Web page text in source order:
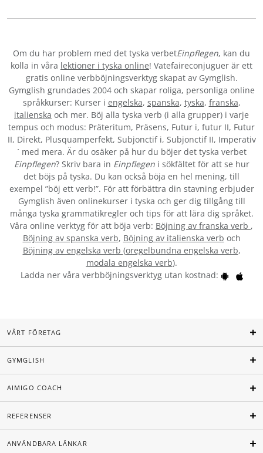
Om du har problem med det tyska verbetEinpflegen, kan du
kolla in våra lektioner i tyska online! Vatefaireconjuguer är ett
gratis online verbböjningsverktyg skapat av Gymglish.
Gymglish grundades 2004 och skapar roliga, personliga online
språkkurser: Kurser i engelska, spanska, tyska, franska,
italienska och mer. Böj alla tyska verb (i alla grupper) i varje
tempus och modus: Präteritum, Präsens, Futur i, futur II, Futur
II, Direkt, Plusquamperfekt, Subjonctif i, Subjonctif II, Imperativ
´ med mera. Är du osäker på hur du böjer det tyska verbet
Einpflegen? Skriv bara in Einpflegeni sökfältet för att se hur
det böjs på tyska. Du kan också böja en hel mening, till
exempel ”böj ett verb!”. För att förbättra din stavning erbjuder
Gymglish även onlinekurser i tyska och ger dig tillgång till
många tyska grammatikregler och tips för att lära dig språket.
Våra online verktyg för att böja verb: Böjning av franska verb ,
Böjning av spanska verb, Böjning av italienska verb och
Böjning av engelska verb (oregelbundna engelska verb,
modala engelska verb).
Ladda ner våra verbböjningsverktyg utan kostnad:
VÅRT FÖRETAG
GYMGLISH
AIMIGO COACH
REFERENSER
ANVÄNDBARA LÄNKAR